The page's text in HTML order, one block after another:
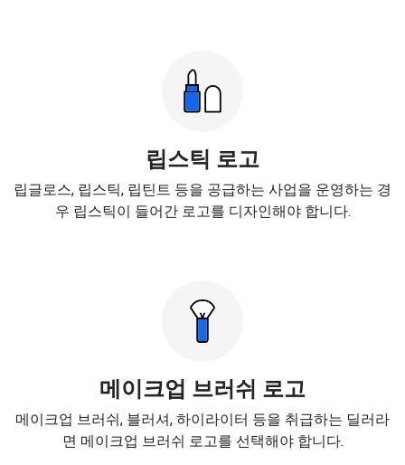
립스틱 로고
립글로스, 립스틱, 립틴트 등을 공급하는 사업을 운영하는 경
우 립스틱이 들어간 로고를 디자인해야 합니다.
메이크업 브러쉬 로고
메이크업 브러쉬, 블러셔, 하이라이터 등을 취급하는 딜러라
면 메이크업 브러쉬 로고를 선택해야 합니다.